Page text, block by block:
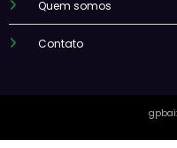
Quem somos
Contato